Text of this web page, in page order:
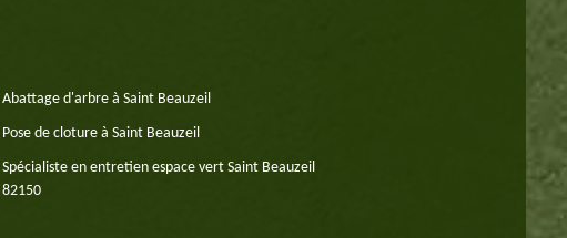
Abattage d'arbre à Saint Beauzeil
Pose de cloture à Saint Beauzeil
Spécialiste en entretien espace vert Saint Beauzeil
82150